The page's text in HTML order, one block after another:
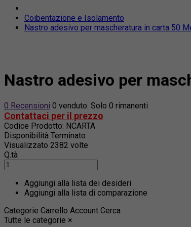
Coibentazione e Isolamento
Nastro adesivo per mascheratura in carta 50
Nastro adesivo per
0 Recensioni 0 venduto. Solo 0 rimanenti
Contattaci per il prezzo
Codice Prodotto: NCARTA
Disponibilità Terminato
Visualizzato 2382 volte
Q.tà
Aggiungi alla lista dei desideri
Aggiungi alla lista di comparazione
Categorie Carrello Account Cerca
Tutte le categorie ×